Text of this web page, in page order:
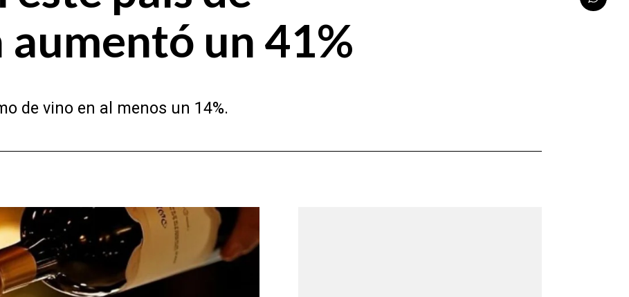
un 41%
de vino en al menos un 14%.